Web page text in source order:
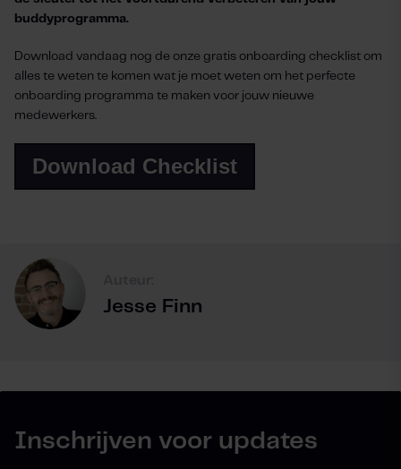
buddyprogramma.
Download vandaag nog de onze gratis onboarding checklist om
alles te weten te komen wat je moet weten om het perfecte
onboarding programma te maken voor jouw nieuwe
medewerkers.
Download Checklist
Jesse Finn
Inschrijven voor updates